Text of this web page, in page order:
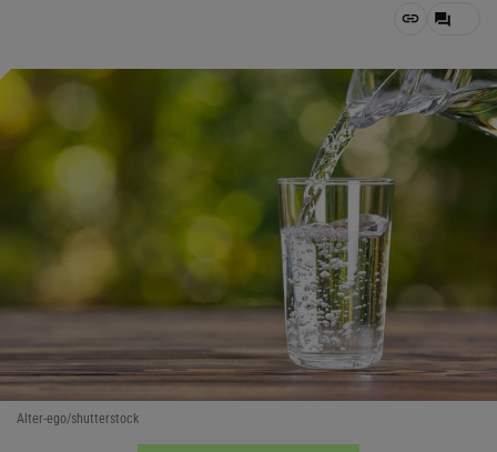
Alter-ego/shutterstock